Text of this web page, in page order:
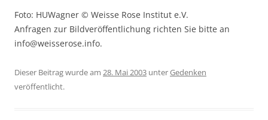
Foto: HUWagner © Weisse Rose Institut e.V.
Anfragen zur Bildveröffentlichung richten Sie bitte an
info@weisserose.info.
Dieser Beitrag wurde am 28. Mai 2003 unterGedenken
veröffentlicht.